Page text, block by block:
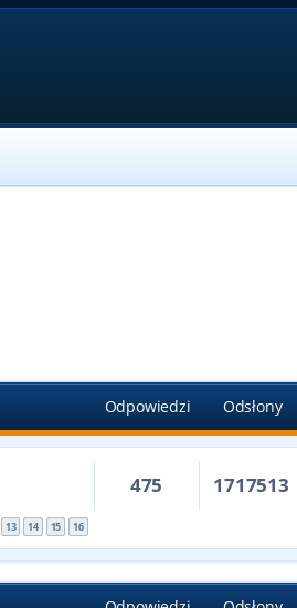
Odpowiedzi Odsłony
13 14 15 16
475 1717513